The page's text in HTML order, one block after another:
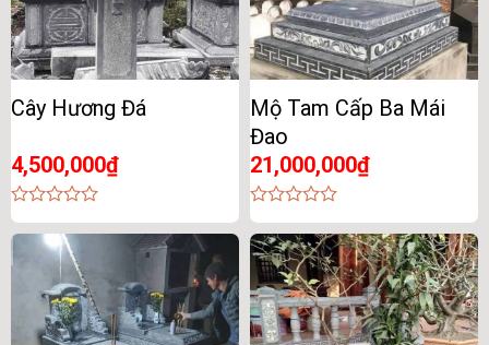
Cây Hương Đá
4,500,000₫
0
out
Mộ Tam Cấp Ba Mái
Đao
21,000,000₫
0
out
of
5